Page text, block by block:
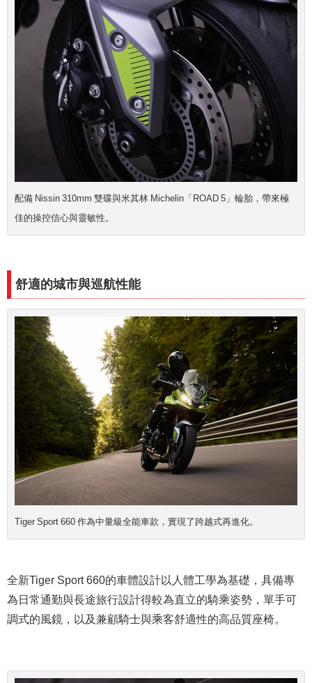
配備 Nissin 310mm 雙碟與米其林 Michelin「ROAD 5」輪胎，帶來極
佳的操控信心與靈敏性。
舒適的城市與巡航性能
Tiger Sport 660 作為中量級全能車款，實現了跨越式再進化。
全新Tiger Sport 660的車體設計以人體工學為基礎，具備專
為日常通勤與長途旅行設計得較為直立的騎乘姿勢，單手可
調式的風鏡，以及兼顧騎士與乘客舒適性的高品質座椅。